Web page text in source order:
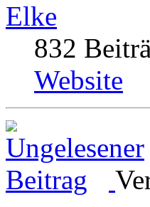
Elke
832
Website